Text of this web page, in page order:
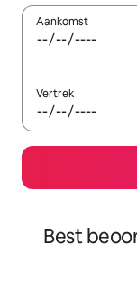
Aankomst
Vertrek
Best